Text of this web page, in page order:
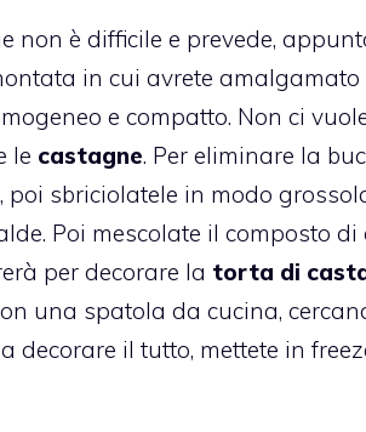
non è difficile e prevede,
in cui avrete amalgamato
e compatto. Non ci
le castagne. Per eliminare la
sbriciolatele in modo
Poi mescolate il composto
per decorare la torta di
una spatola da cucina,
decorare il tutto, mettete in